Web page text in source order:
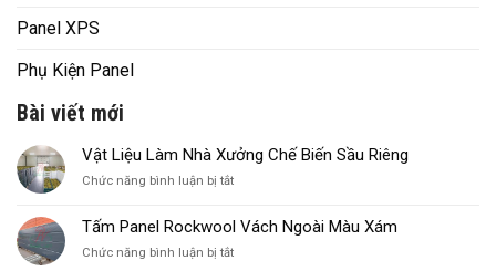
Panel XPS
Phụ Kiện Panel
Bài viết mới
Vật Liệu Làm Nhà Xưởng Chế Biến Sầu Riêng
Chức năng bình luận bị tắtở
Liệu
Làm
Nhà
Tấm Panel Rockwool Vách Ngoài Màu Xám
Chức năng bình luận bị tắtở